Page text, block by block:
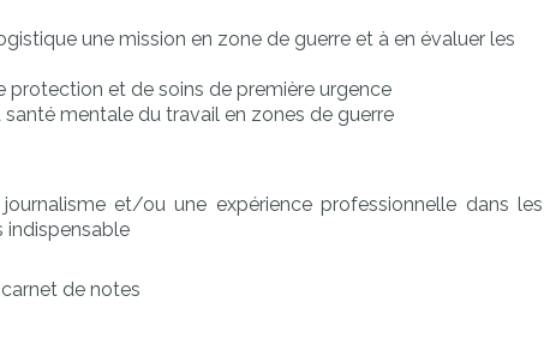
une mission en zone de guerre et à en évaluer les
protection et de soins de première urgence
mentale du travail en zones de guerre
et/ou une expérience professionnelle dans les
indispensable
de notes